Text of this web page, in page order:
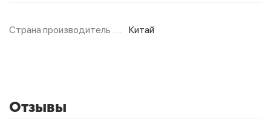
Страна производитель Китай
Отзывы